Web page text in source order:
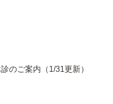
のご案内（1/31更新）